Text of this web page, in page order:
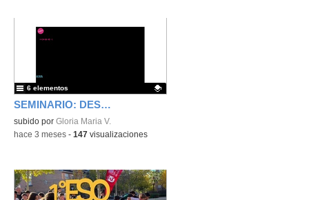
SEMINARIO: DESARROLLO DE UN PROYECTO DE RADIO ESCOLAR III (N_0205)
Contenido educativo.
subido por Gloria Maria V.
6 elementos
-hace 3 meses - 147 visualizaciones